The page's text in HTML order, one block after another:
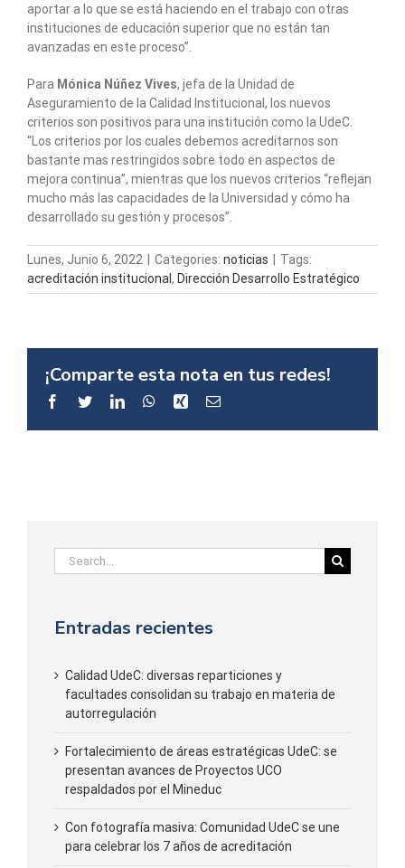
aportar a lo que se está haciendo en el trabajo con otras
instituciones de educación superior que no están tan
avanzadas en este proceso”.
Para Mónica Núñez Vives, jefa de la Unidad de
Aseguramiento de la Calidad Institucional, los nuevos
criterios son positivos para una institución como la UdeC.
“Los criterios por los cuales debemos acreditarnos son
bastante mas restringidos sobre todo en aspectos de
mejora continua”, mientras que los nuevos criterios “reflejan
mucho más las capacidades de la Universidad y cómo ha
desarrollado su gestión y procesos”.
Lunes, Junio 6, 2022 Categories: noticias
Tags:
acreditación institucional, Dirección Desarrollo Estratégico
¡Comparte esta nota en tus redes!
Facebook
TwitterLinkedInWhatsApp
Xing Email
Search
for:
Entradas recientes
Calidad UdeC: diversas reparticiones y
facultades consolidan su trabajo en materia de
autorregulación
Fortalecimiento de áreas estratégicas UdeC: se
presentan avances de Proyectos UCO
respaldados por el Mineduc
Con fotografía masiva: Comunidad UdeC se une
para celebrar los 7 años de acreditación